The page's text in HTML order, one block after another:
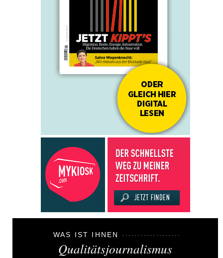
WAS IST IHNEN
Qualitätsjournalismus